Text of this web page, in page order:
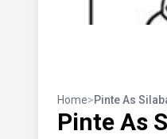
Home>Pinte As
Pinte As